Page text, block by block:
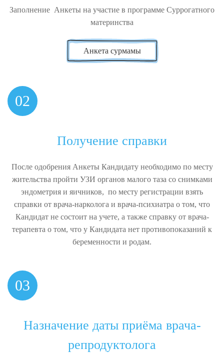
Заполнение Анкеты на участие в программе Суррогатного
материнства
Анкета сурмамы
02
Получение справки
После одобрения Анкеты Кандидату необходимо по месту
жительства пройти УЗИ органов малого таза со снимками
эндометрия и яичников, по месту регистрации взять
справки от врача-нарколога и врача-психиатра о том, что
Кандидат не состоит на учете, а также справку от врача-
терапевта о том, что у Кандидата нет противопоказаний к
беременности и родам.
03
Назначение даты приёма врача-
репродуктолога